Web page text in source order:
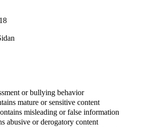
or bullying behavior
mature or sensitive content
misleading or false information
abusive or derogatory content